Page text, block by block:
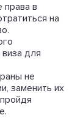
права в
на
для
не
заменить их